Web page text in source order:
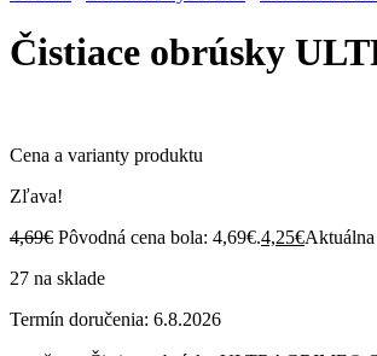
Čistiace obrúsky
Cena a varianty produktu
Zľava!
4,69€ Pôvodná cena bola: 4,69€.4,25€Aktuálna
27 na sklade
Termín doručenia: 6.8.2026